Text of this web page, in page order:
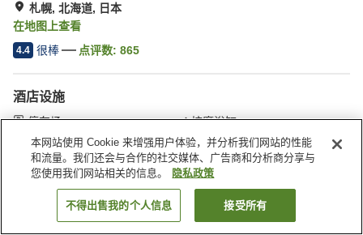
札幌, 北海道, 日本
在地图上查看
4.4 很棒 点评数: 865
酒店设施
停车场
按摩浴缸
岩盘浴
桑拿
首页 日本 北海道 札幌 札幌蒙特利埃德尔霍夫酒店
搜索客房
本网站使用 Cookie 来增强用户体验，并分析我们网站的性能
和流量。我们还会与合作的社交媒体、广告商和分析商分享与
您使用我们网站相关的信息。
隐私政策
不得出售我的个人信息 接受所有